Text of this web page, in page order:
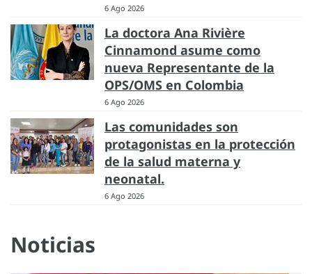
6 Ago 2026
La doctora Ana Rivière
Cinnamond asume como
nueva Representante de la
OPS/OMS en Colombia
6 Ago 2026
Las comunidades son
protagonistas en la protección
de la salud materna y
neonatal.
6 Ago 2026
Noticias